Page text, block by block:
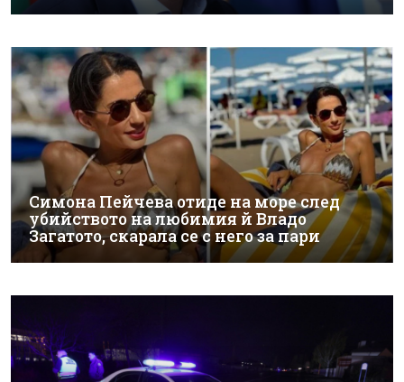
Симона Пейчева отиде на море след
убийството на любимия й Владо
Загатото, скарала се с него за пари